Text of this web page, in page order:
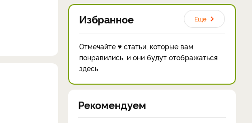
Избранное Еще
Отмечайте ♥ статьи, которые вам
понравились, и они будут отображаться
здесь
Рекомендуем